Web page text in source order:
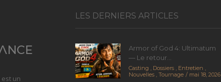
est un
LES DERNIERS ARTICLES
Armor of God 4: Ultimatum
— Le retour...
Casting , Dossiers , Entretien ,
Nouvelles , Tournage mai 18, 2026